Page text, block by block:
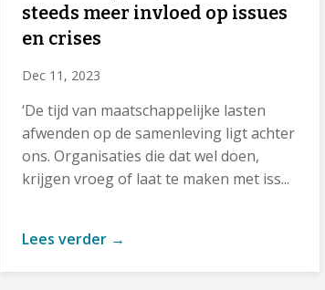
steeds meer invloed op issues
en crises
Dec 11, 2023
‘De tijd van maatschappelijke lasten
afwenden op de samenleving ligt achter
ons. Organisaties die dat wel doen,
krijgen vroeg of laat te maken met iss...
Lees verder →